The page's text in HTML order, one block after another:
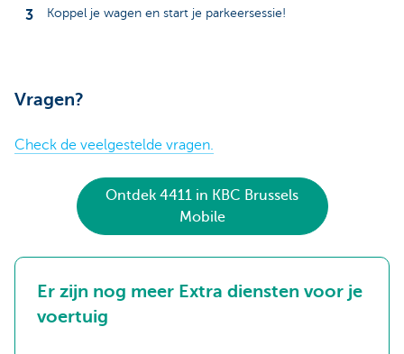
Koppel je wagen en start je parkeersessie!
Vragen?
Check de veelgestelde vragen.
Ontdek 4411 in KBC Brussels
Mobile
Er zijn nog meer Extra diensten voor je
voertuig